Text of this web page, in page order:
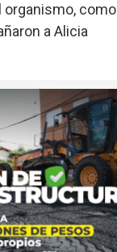
organismo, como
a Alicia